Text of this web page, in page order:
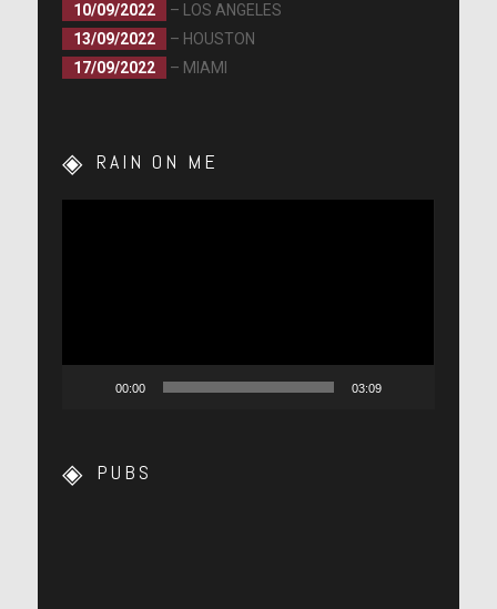
10/09/2022
– LOS ANGELES
13/09/2022
– HOUSTON
17/09/2022
– MIAMI
RAIN ON ME
00:00 03:09
PUBS